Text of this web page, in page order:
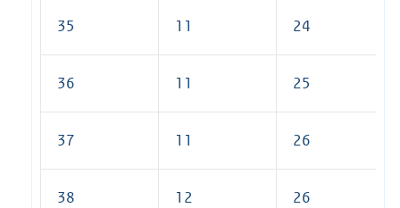
35 11 24
36 11 25
37 11 26
38 12 26